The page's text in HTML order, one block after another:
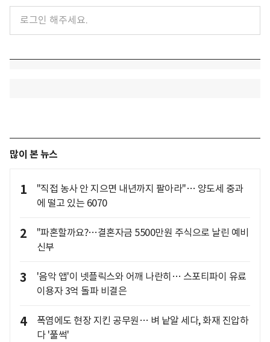
많이 본 뉴스
1
"직접 농사 안 지으면 내년까지 팔아라"… 양도세 중과
에 떨고 있는 6070
2
"파혼할까요?…결혼자금 5500만원 주식으로 날린 예비
신부
3
'음악 앱'이 넷플릭스와 어깨 나란히… 스포티파이 유료
이용자 3억 돌파 비결은
4
폭염에도 현장 지킨 공무원… 벼 낱알 세다, 화재 진압하
다 '풀썩'